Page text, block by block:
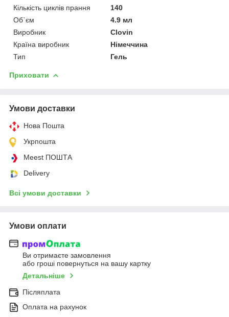
Кількість циклів прання
140
Об`єм
4.9 мл
Виробник
Clovin
Країна виробник
Німеччина
Тип
Гель
Приховати
Умови доставки
Нова Пошта
Укрпошта
Meest ПОШТА
Delivery
Всі умови доставки
Умови оплати
Ви отримаєте замовлення
або гроші повернуться на вашу картку
Детальніше
Післяплата
Оплата на рахунок